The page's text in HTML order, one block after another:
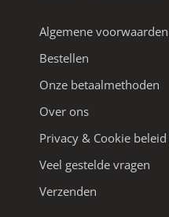
Algemene voorwaarden
Bestellen
Onze betaalmethoden
Over ons
Privacy & Cookie beleid
Veel gestelde vragen
Verzenden